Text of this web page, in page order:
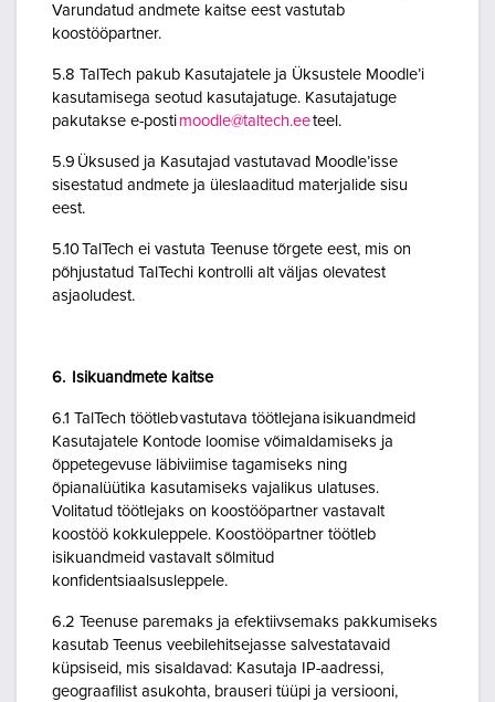
Varundatud andmete kaitse eest vastutab
koostööpartner.
5.8 TalTech pakub Kasutajatele ja Üksustele Moodle’i
kasutamisega seotud kasutajatuge. Kasutajatuge
pakutakse e-posti moodle@taltech.eeteel.
5.9 Üksused ja Kasutajad vastutavad Moodle’isse
sisestatud andmete ja üleslaaditud materjalide sisu
eest.
5.10 TalTech ei vastuta Teenuse tõrgete eest, mis on
põhjustatud TalTechi kontrolli alt väljas olevatest
asjaoludest.
6. Isikuandmete kaitse
6.1 TalTech töötleb vastutava töötlejana isikuandmeid
Kasutajatele Kontode loomise võimaldamiseks ja
õppetegevuse läbiviimise tagamiseks ning
õpianalüütika kasutamiseks vajalikus ulatuses.
Volitatud töötlejaks on koostööpartner vastavalt
koostöö kokkuleppele. Koostööpartner töötleb
isikuandmeid vastavalt sõlmitud
konfidentsiaalsusleppele.
6.2 Teenuse paremaks ja efektiivsemaks pakkumiseks
kasutab Teenus veebilehitsejasse salvestatavaid
küpsiseid, mis sisaldavad: Kasutaja IP-aadressi,
geograafilist asukohta, brauseri tüüpi ja versiooni,